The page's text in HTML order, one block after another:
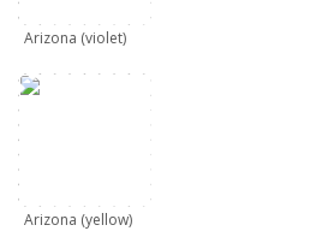
Arizona (violet)
Arizona (yellow)